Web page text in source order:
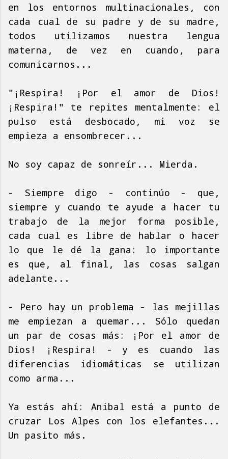
en los entornos multinacionales, con
cada cual de su padre y de su madre,
todos utilizamos nuestra lengua
materna, de vez en cuando, para
comunicarnos...
"¡Respira! ¡Por el amor de Dios!
¡Respira!" te repites mentalmente: el
pulso está desbocado, mi voz se
empieza a ensombrecer...
No soy capaz de sonreír... Mierda.
- Siempre digo - continúo - que,
siempre y cuando te ayude a hacer tu
trabajo de la mejor forma posible,
cada cual es libre de hablar o hacer
lo que le dé la gana: lo importante
es que, al final, las cosas salgan
adelante...
- Pero hay un problema - las mejillas
me empiezan a quemar... Sólo quedan
un par de cosas más: ¡Por el amor de
Dios! ¡Respira! - y es cuando las
diferencias idiomáticas se utilizan
como arma...
Ya estás ahí: Anibal está a punto de
cruzar Los Alpes con los elefantes...
Un pasito más.